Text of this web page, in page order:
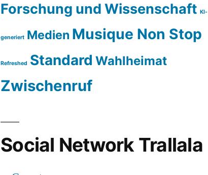
Forschung und Wissenschaft KI-
generiert Medien Musique Non Stop
Refreshed Standard Wahlheimat
Zwischenruf
Social Network Trallala